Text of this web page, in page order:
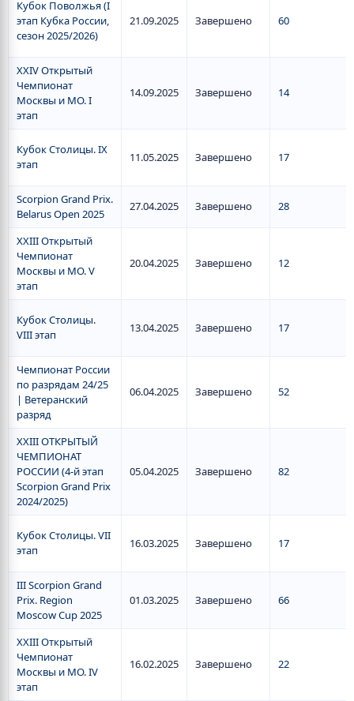
Кубок Поволжья (I
этап Кубка России,
сезон 2025/2026)
21.09.2025 Завершено 60
XXIV Открытый
Чемпионат
Москвы и МО. I
этап
14.09.2025 Завершено 14
Кубок Столицы. IX
этап
11.05.2025 Завершено 17
Scorpion Grand Prix.
Belarus Open 2025
27.04.2025 Завершено 28
XXIII Открытый
Чемпионат
Москвы и МО. V
этап
20.04.2025 Завершено 12
Кубок Столицы.
VIII этап
13.04.2025 Завершено 17
Чемпионат России
по разрядам 24/25
| Ветеранский
разряд
06.04.2025 Завершено 52
XXIII ОТКРЫТЫЙ
ЧЕМПИОНАТ
РОССИИ (4-й этап
Scorpion Grand Prix
2024/2025)
05.04.2025 Завершено 82
Кубок Столицы. VII
этап
16.03.2025 Завершено 17
III Scorpion Grand
Prix. Region
Moscow Cup 2025
01.03.2025 Завершено 66
XXIII Открытый
Чемпионат
Москвы и МО. IV
этап
16.02.2025 Завершено 22